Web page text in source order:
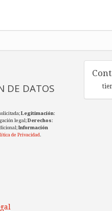
DE DATOS
Legitimación:
legal;Derechos:
Información
de Privacidad.